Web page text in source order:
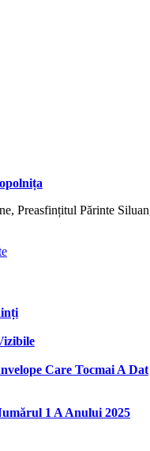
Preasfințitul Părinte
Care Tocmai A Dat
1 A Anului 2025